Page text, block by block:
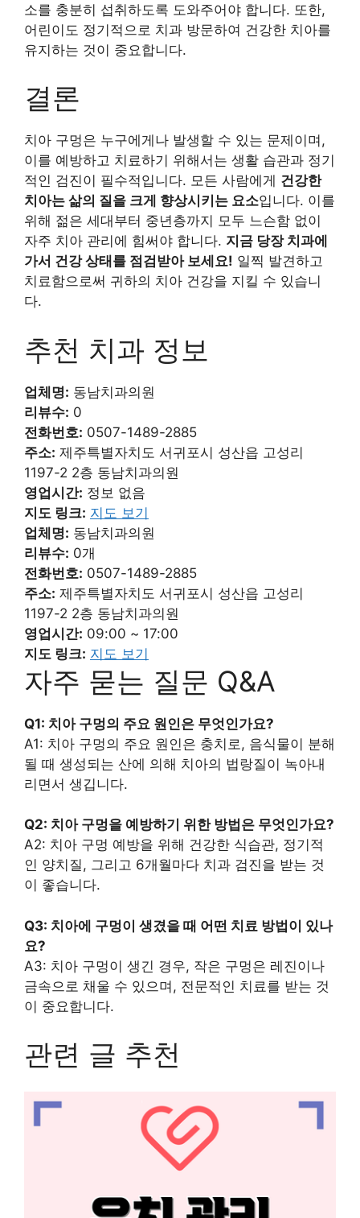
소를 충분히 섭취하도록 도와주어야 합니다. 또한,
어린이도 정기적으로 치과 방문하여 건강한 치아를
유지하는 것이 중요합니다.
결론
치아 구멍은 누구에게나 발생할 수 있는 문제이며,
이를 예방하고 치료하기 위해서는 생활 습관과 정기
적인 검진이 필수적입니다. 모든 사람에게 건강한
치아는 삶의 질을 크게 향상시키는 요소입니다. 이를
위해 젊은 세대부터 중년층까지 모두 느슨함 없이
자주 치아 관리에 힘써야 합니다. 지금 당장 치과에
가서 건강 상태를 점검받아 보세요! 일찍 발견하고
치료함으로써 귀하의 치아 건강을 지킬 수 있습니
다.
추천 치과 정보
업체명: 동남치과의원
리뷰수: 0
전화번호: 0507-1489-2885
주소: 제주특별자치도 서귀포시 성산읍 고성리
1197-2 2층 동남치과의원
영업시간: 정보 없음
지도 링크: 지도 보기
업체명: 동남치과의원
리뷰수: 0개
전화번호: 0507-1489-2885
주소: 제주특별자치도 서귀포시 성산읍 고성리
1197-2 2층 동남치과의원
영업시간: 09:00 ~ 17:00
지도 링크: 지도 보기
자주 묻는 질문 Q&A
Q1: 치아 구멍의 주요 원인은 무엇인가요?
A1: 치아 구멍의 주요 원인은 충치로, 음식물이 분해
될 때 생성되는 산에 의해 치아의 법랑질이 녹아내
리면서 생깁니다.
Q2: 치아 구멍을 예방하기 위한 방법은 무엇인가요?
A2: 치아 구멍 예방을 위해 건강한 식습관, 정기적
인 양치질, 그리고 6개월마다 치과 검진을 받는 것
이 좋습니다.
Q3: 치아에 구멍이 생겼을 때 어떤 치료 방법이 있나
요?
A3: 치아 구멍이 생긴 경우, 작은 구멍은 레진이나
금속으로 채울 수 있으며, 전문적인 치료를 받는 것
이 중요합니다.
관련 글 추천